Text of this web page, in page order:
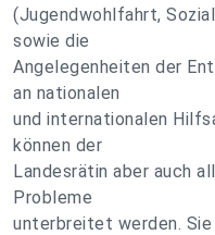
(Jugendwohlfahrt,
sowie die
Angelegenheiten der
an nationalen
und internationalen
können der
Landesrätin aber auch
Probleme
unterbreitet werden.